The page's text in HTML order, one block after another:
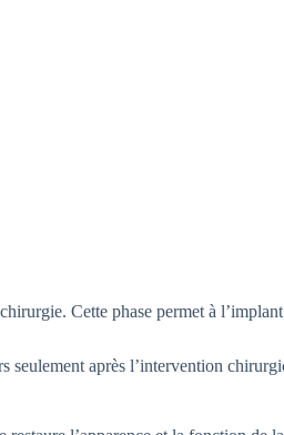
Cette phase permet à
seulement après l’intervention